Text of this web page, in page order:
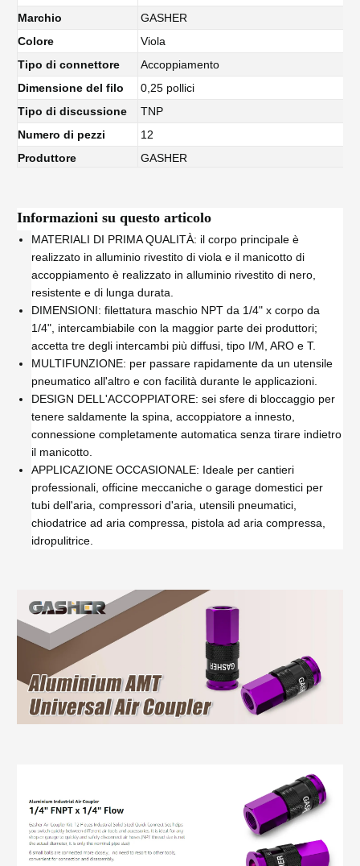
Marchio
GASHER
Colore
Viola
Tipo di connettore
Accoppiamento
Dimensione del filo
0,25 pollici
Tipo di discussione
TNP
Numero di pezzi
12
Produttore
GASHER
Informazioni su questo articolo
MATERIALI DI PRIMA QUALITÀ: il corpo principale è
realizzato in alluminio rivestito di viola e il manicotto di
accoppiamento è realizzato in alluminio rivestito di nero,
resistente e di lunga durata.
DIMENSIONI: filettatura maschio NPT da 1/4" x corpo da
1/4", intercambiabile con la maggior parte dei produttori;
accetta tre degli intercambi più diffusi, tipo I/M, ARO e T.
MULTIFUNZIONE: per passare rapidamente da un utensile
pneumatico all'altro e con facilità durante le applicazioni.
DESIGN DELL'ACCOPPIATORE: sei sfere di bloccaggio per
tenere saldamente la spina, accoppiatore a innesto,
connessione completamente automatica senza tirare indietro
il manicotto.
APPLICAZIONE OCCASIONALE: Ideale per cantieri
professionali, officine meccaniche o garage domestici per
tubi dell'aria, compressori d'aria, utensili pneumatici,
chiodatrice ad aria compressa, pistola ad aria compressa,
idropulitrice.